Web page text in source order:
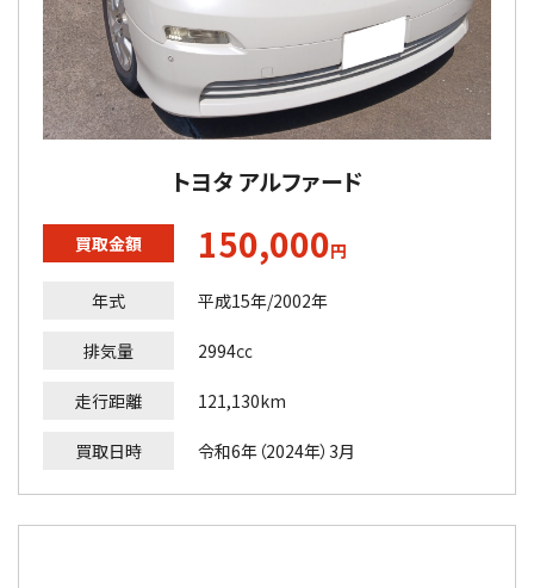
トヨタ アルファード
買取金額 150,000円
年式 平成15年/2002年
排気量 2994㏄
走行距離 121,130km
買取日時 令和6年（2024年）3月